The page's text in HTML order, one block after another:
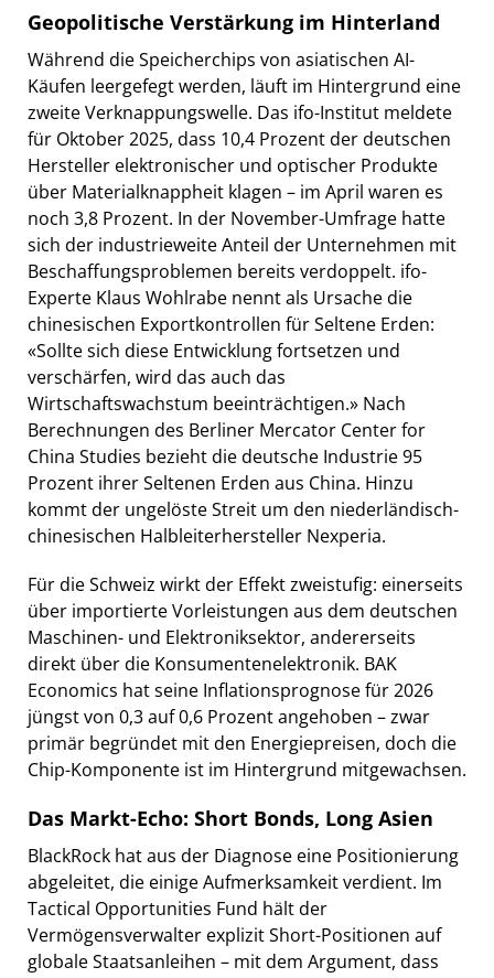
Geopolitische Verstärkung im Hinterland
Während die Speicherchips von asiatischen AI-
Käufen leergefegt werden, läuft im Hintergrund eine
zweite Verknappungswelle. Das ifo-Institut meldete
für Oktober 2025, dass 10,4 Prozent der deutschen
Hersteller elektronischer und optischer Produkte
über Materialknappheit klagen – im April waren es
noch 3,8 Prozent. In der November-Umfrage hatte
sich der industrieweite Anteil der Unternehmen mit
Beschaffungsproblemen bereits verdoppelt. ifo-
Experte Klaus Wohlrabe nennt als Ursache die
chinesischen Exportkontrollen für Seltene Erden:
«Sollte sich diese Entwicklung fortsetzen und
verschärfen, wird das auch das
Wirtschaftswachstum beeinträchtigen.» Nach
Berechnungen des Berliner Mercator Center for
China Studies bezieht die deutsche Industrie 95
Prozent ihrer Seltenen Erden aus China. Hinzu
kommt der ungelöste Streit um den niederländisch-
chinesischen Halbleiterhersteller Nexperia.
Für die Schweiz wirkt der Effekt zweistufig: einerseits
über importierte Vorleistungen aus dem deutschen
Maschinen- und Elektroniksektor, andererseits
direkt über die Konsumentenelektronik. BAK
Economics hat seine Inflationsprognose für 2026
jüngst von 0,3 auf 0,6 Prozent angehoben – zwar
primär begründet mit den Energiepreisen, doch die
Chip-Komponente ist im Hintergrund mitgewachsen.
Das Markt-Echo: Short Bonds, Long Asien
BlackRock hat aus der Diagnose eine Positionierung
abgeleitet, die einige Aufmerksamkeit verdient. Im
Tactical Opportunities Fund hält der
Vermögensverwalter explizit Short-Positionen auf
globale Staatsanleihen – mit dem Argument, dass